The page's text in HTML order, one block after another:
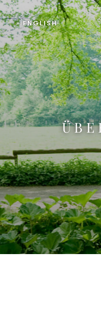
» ENGLISH